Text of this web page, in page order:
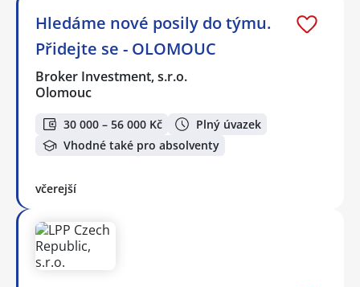
Hledáme nové posily do týmu.
Přidejte se - OLOMOUC
Broker Investment, s.r.o.
Olomouc
30 000 – 56 000 Kč
Plný úvazek
Vhodné také pro absolventy
včerejší